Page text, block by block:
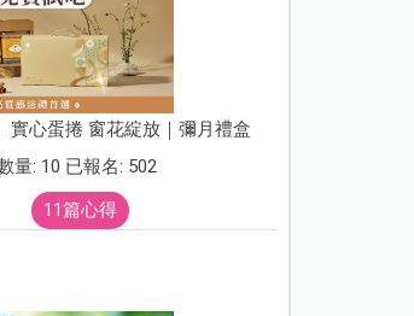
實心蛋捲 窗花綻放｜彌月禮盒
量: 10 已報名: 502
11篇心得